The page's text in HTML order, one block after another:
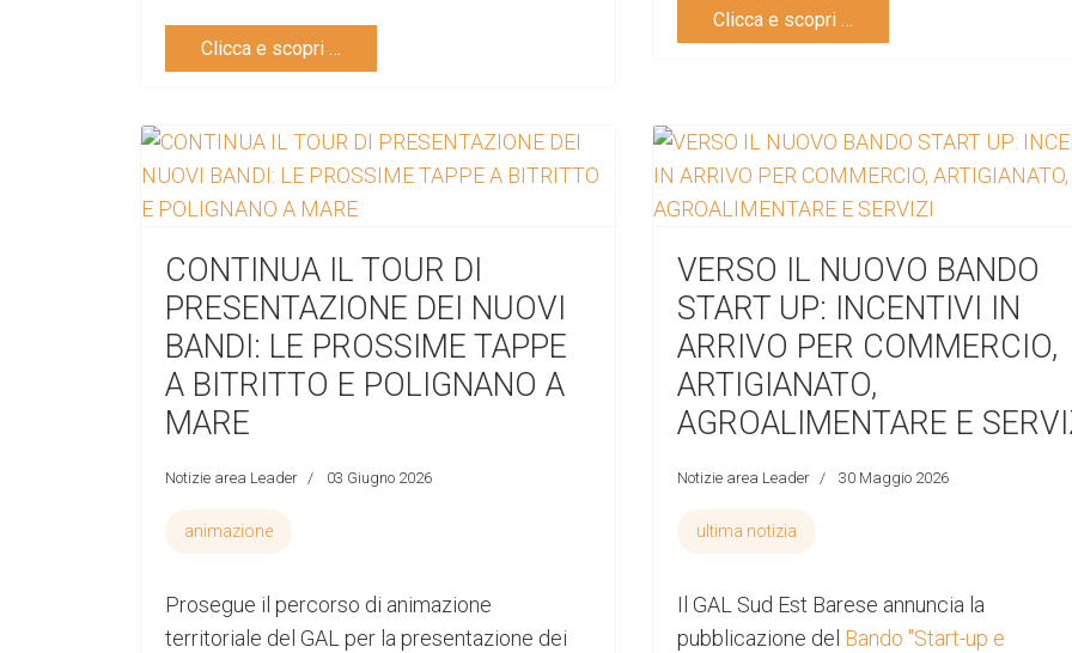
Clicca e scopri …
Clicca e scopri …
CONTINUA IL TOUR DI
PRESENTAZIONE DEI NUOVI
BANDI: LE PROSSIME TAPPE
A BITRITTO E POLIGNANO A
MARE
Notizie area Leader 03 Giugno 2026
animazione
Prosegue il percorso di animazione
territoriale del GAL per la presentazione dei
VERSO IL NUOVO BANDO
START UP: INCENTIVI IN
ARRIVO PER COMMERCIO,
ARTIGIANATO,
AGROALIMENTARE E
Notizie area Leader 30 Maggio 2026
ultima notizia
Il GAL Sud Est Barese annuncia la
pubblicazione del Bando "Start-up e